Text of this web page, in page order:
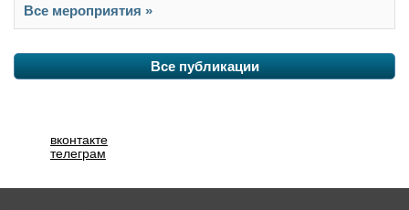
Все мероприятия »
Все публикации
вконтакте
телеграм